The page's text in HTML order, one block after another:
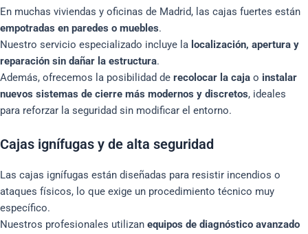
En muchas viviendas y oficinas de Madrid, las cajas fuertes están
empotradas en paredes o muebles.
Nuestro servicio especializado incluye la localización, apertura y
reparación sin dañar la estructura.
Además, ofrecemos la posibilidad de recolocar la caja o instalar
nuevos sistemas de cierre más modernos y discretos, ideales
para reforzar la seguridad sin modificar el entorno.
Cajas ignífugas y de alta seguridad
Las cajas ignífugas están diseñadas para resistir incendios o
ataques físicos, lo que exige un procedimiento técnico muy
específico.
Nuestros profesionales utilizan equipos de diagnóstico avanzado